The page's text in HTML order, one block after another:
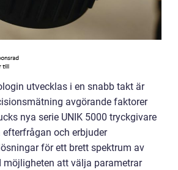
utvecklas i en snabb takt är
avgörande faktorer
nya serie UNIK 5000 tryckgivare
efterfrågan och erbjuder
för ett brett spektrum av
att välja parametrar